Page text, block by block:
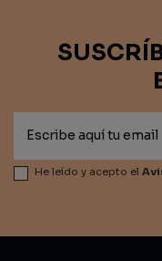
He leído y acepto el